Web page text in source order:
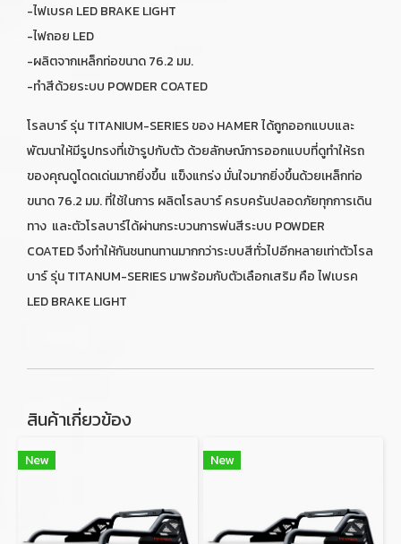
-ไฟเบรค LED BRAKE LIGHT
-ไฟถอย LED
-ผลิตจากเหล็กท่อขนาด 76.2 มม.
-ทำสีด้วยระบบ POWDER COATED
โรลบาร์ รุ่น TITANIUM-SERIES ของ HAMER ได้ถูกออกแบบและ
พัฒนาให้มีรูปทรงที่เข้ารูปกับตัว ด้วยลักษณ์การออกแบบที่ดูทำให้รถ
ของคุณดูโดดเด่นมากยิ่งขึ้น แข็งแกร่ง มั่นใจมากยิ่งขึ้นด้วยเหล็กท่อ
ขนาด 76.2 มม. ที่ใช้ในการ ผลิตโรลบาร์ ครบครันปลอดภัยทุกการเดิน
ทาง และตัวโรลบาร์ได้ผ่านกระบวนการพ่นสีระบบ POWDER
COATED จึงทำให้กันชนทนทานมากกว่าระบบสีทั่วไปอีกหลายเท่าตัวโรล
บาร์ รุ่น TITANUM-SERIES มาพร้อมกับตัวเลือกเสริม คือ ไฟเบรค
LED BRAKE LIGHT
สินค้าเกี่ยวข้อง
New New